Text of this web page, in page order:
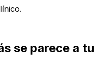
se parece a tu